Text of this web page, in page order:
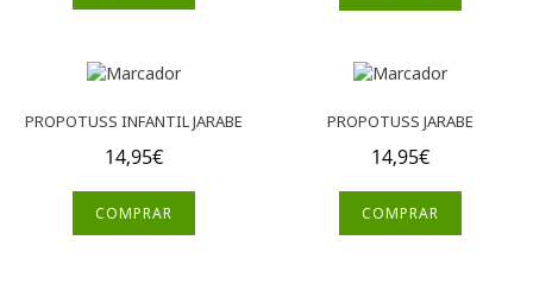
PROPOTUSS INFANTIL JARABE
14,95€
COMPRAR
PROPOTUSS JARABE
14,95€
COMPRAR